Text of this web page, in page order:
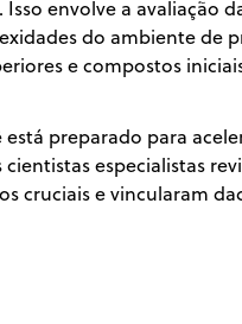
envolve a avaliação
do ambiente de
e compostos
está preparado para
especialistas
cruciais e vincularam